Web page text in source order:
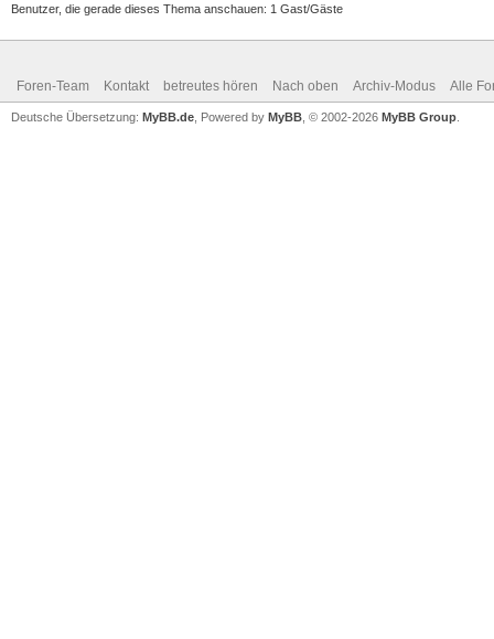
Benutzer, die gerade dieses Thema anschauen: 1 Gast/Gäste
Foren-Team Kontakt betreutes hören Nach oben Archiv-Modus Alle
Deutsche Übersetzung: MyBB.de , Powered by MyBB , © 2002-2026 MyBB Group